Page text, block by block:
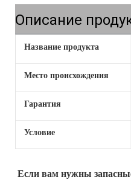
Описание
Название продукта
Место происхождения
Гарантия
Условие
Если вам нужны